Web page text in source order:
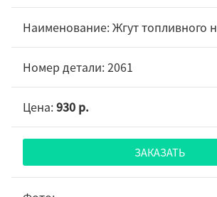
Жгут топливного
2061
930 р.
ЗАКАЗАТЬ